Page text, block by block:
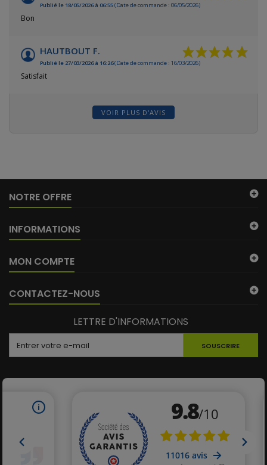
(4 avis)
Publié le 18/05/2026 à 06:55(Date de commande : 06/05/2026)
Bon
HAUTBOUT F.
Publié le 27/03/2026 à 16:26(Date de commande : 16/03/2026)
Satisfait
VOIR PLUS D'AVIS
NOTRE OFFRE
INFORMATIONS
MON COMPTE
CONTACTEZ-NOUS
LETTRE D'INFORMATIONS
SOUSCRIRE